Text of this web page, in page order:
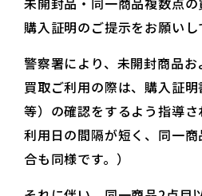
購入証明のご提示をお願いし
警察署により、未開封商品
買取ご利用の際は、購入証
等）の確認をするよう指導
利用日の間隔が短く、同一
合も同様です。）